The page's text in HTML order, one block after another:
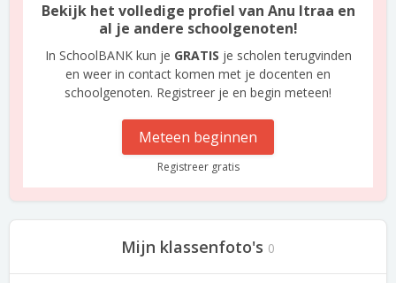
Bekijk het volledige profiel van Anu Itraa en
al je andere schoolgenoten!
In SchoolBANK kun je GRATIS je scholen terugvinden
en weer in contact komen met je docenten en
schoolgenoten. Registreer je en begin meteen!
Meteen beginnen
Registreer gratis
Mijn klassenfoto's 0